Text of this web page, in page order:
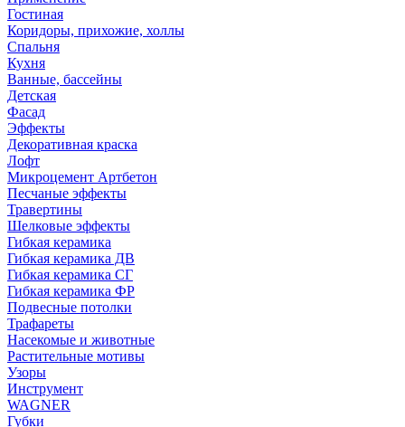
Гостиная
Коридоры, прихожие, холлы
Спальня
Кухня
Ванные, бассейны
Детская
Фасад
Эффекты
Декоративная краска
Лофт
Микроцемент Артбетон
Песчаные эффекты
Травертины
Шелковые эффекты
Гибкая керамика
Гибкая керамика ДВ
Гибкая керамика СГ
Гибкая керамика ФР
Подвесные потолки
Трафареты
Насекомые и животные
Растительные мотивы
Узоры
Инструмент
WAGNER
Губки